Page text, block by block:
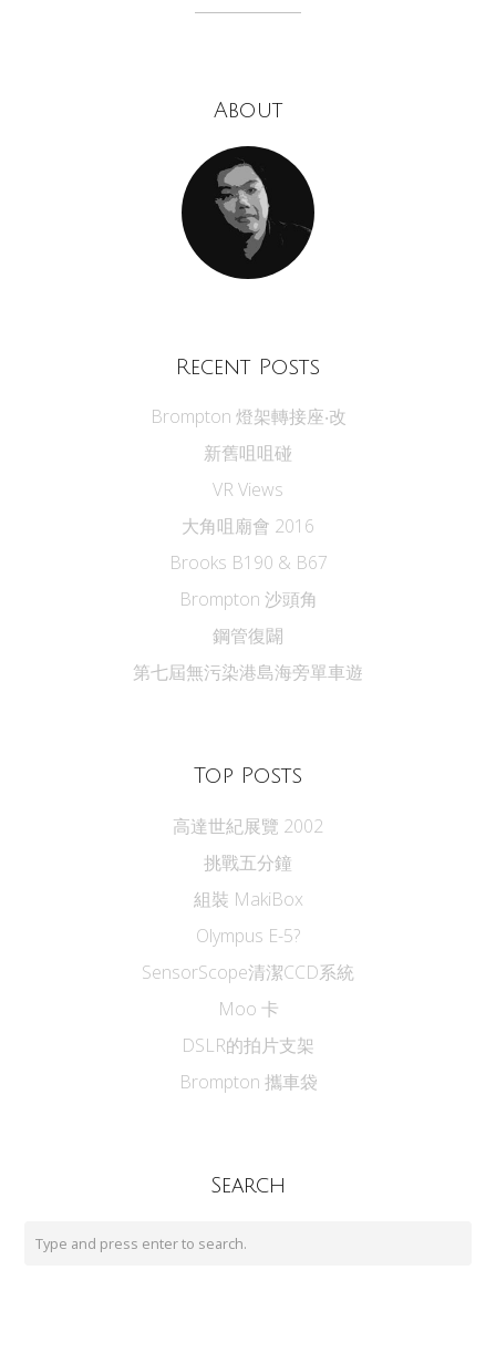
About
Recent Posts
Brompton 燈架轉接座‧改
新舊咀咀碰
VR Views
大角咀廟會 2016
Brooks B190 & B67
Brompton 沙頭角
鋼管復闢
第七屆無污染港島海旁單車遊
Top Posts
高達世紀展覽 2002
挑戰五分鐘
組裝 MakiBox
Olympus E-5?
SensorScope清潔CCD系統
Moo 卡
DSLR的拍片支架
Brompton 攜車袋
Search